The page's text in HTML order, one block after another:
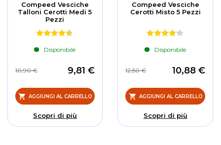
Compeed Vesciche
Talloni Cerotti Medi 5
Pezzi
Disponibile
9,81 €
10,90 €
AGGIUNGI AL CARRELLO
Scopri di più
Compeed Vesciche
Cerotti Misto 5 Pezzi
Disponibile
10,88 €
12,50 €
AGGIUNGI AL CARRELLO
Scopri di più